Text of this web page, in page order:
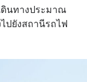
ดินทางประมาณ
ปยังสถานีรถไฟ